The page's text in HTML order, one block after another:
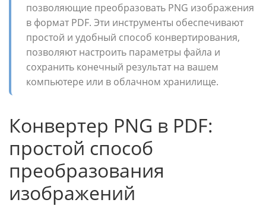
позволяющие преобразовать PNG изображения
в формат PDF. Эти инструменты обеспечивают
простой и удобный способ конвертирования,
позволяют настроить параметры файла и
сохранить конечный результат на вашем
компьютере или в облачном хранилище.
Конвертер PNG в PDF:
простой способ
преобразования
изображений